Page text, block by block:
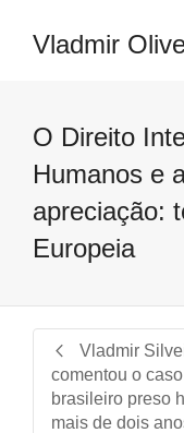
Vladmir
O Direito
Humanos e
apreciação:
Europeia
Vladmir
comentou o
brasileiro preso
mais de dois